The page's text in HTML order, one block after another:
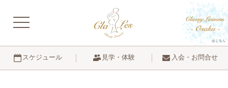
navigation
スケジュール 見学・体験 入会・お問合せ